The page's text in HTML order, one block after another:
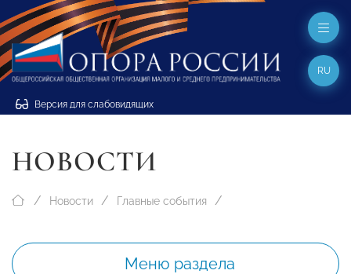
Версия для слабовидящих
RU
НОВОСТИ
Новости Главные события
Меню раздела